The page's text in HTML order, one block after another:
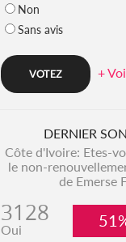
Non
Sans avis
+
DERNIER
Côte d'Ivoire: Etes-
le non-
de Emerse
3128
Oui